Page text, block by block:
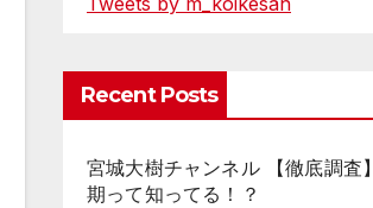
Recent Posts
宮城大樹チャンネル 【徹底調査
期って知ってる！？